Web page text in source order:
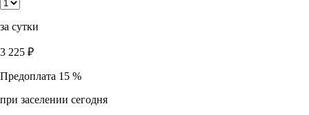
за сутки
3 225 ₽
Предоплата 15 %
при заселении сегодня